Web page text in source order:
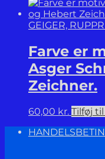
GEIGER,
Farve er
Asger
Zeichner.
60,00 kr. Tilføj